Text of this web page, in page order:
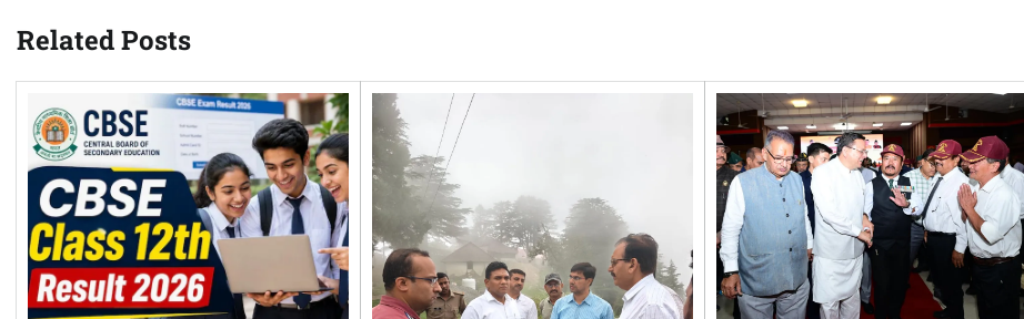
Related Posts